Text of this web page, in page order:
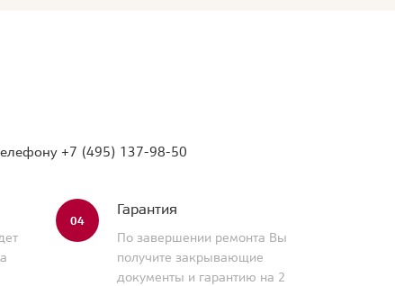
+7 (495) 137-98-50
04
Гарантия
По завершении ремонта Вы
получите закрывающие
документы и гарантию на 2